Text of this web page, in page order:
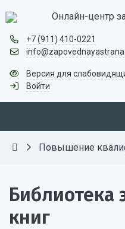
Онлайн-центр
+7 (911) 410-0221
Версия для
Войти
Повышение
Библиотека
книг